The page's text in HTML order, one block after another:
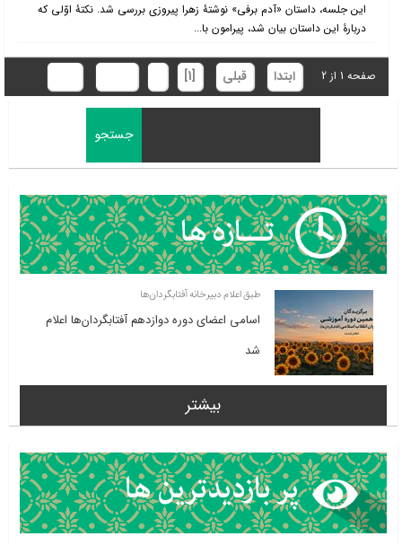
این جلسه، داستان «آدم برفی» نوشتۀ زهرا پیروزی بررسی شد. نکتۀ اوّلی که
دربارۀ این داستان بیان شد، پیرامون با...
صفحه 1 از 2 ابتدا قبلی [1]
طبق اعلام دبیرخانه آفتابگردان‌ها
اسامی اعضای دوره دوازدهم آفتابگردان‌ها اعلام
شد
بیشتر